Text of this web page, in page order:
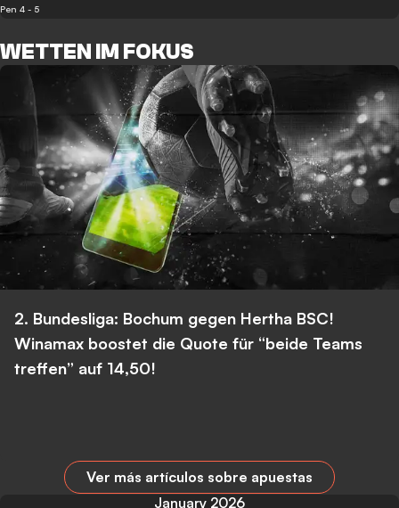
Pen 4 - 5
WETTEN IM FOKUS
2. Bundesliga: Bochum gegen Hertha BSC!
Winamax boostet die Quote für “beide Teams
treffen” auf 14,50!
Ver más artículos sobre apuestas
January 2026